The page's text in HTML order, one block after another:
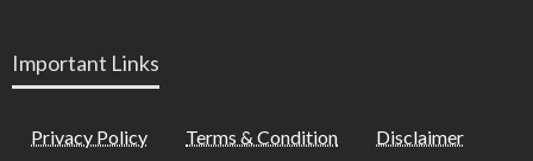
Important Links
Privacy Policy Terms & Condition Disclaimer